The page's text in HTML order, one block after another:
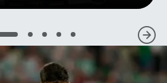
2 3 4 5